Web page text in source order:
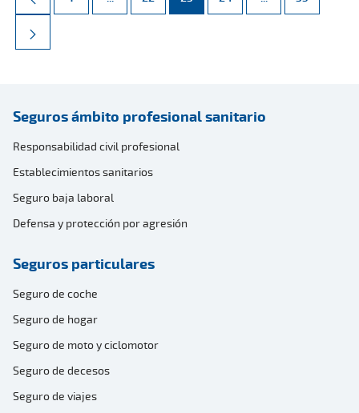
Seguros ámbito profesional sanitario
Responsabilidad civil profesional
Establecimientos sanitarios
Seguro baja laboral
Defensa y protección por agresión
Seguros particulares
Seguro de coche
Seguro de hogar
Seguro de moto y ciclomotor
Seguro de decesos
Seguro de viajes